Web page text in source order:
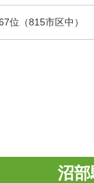
位（815市区中）
沼